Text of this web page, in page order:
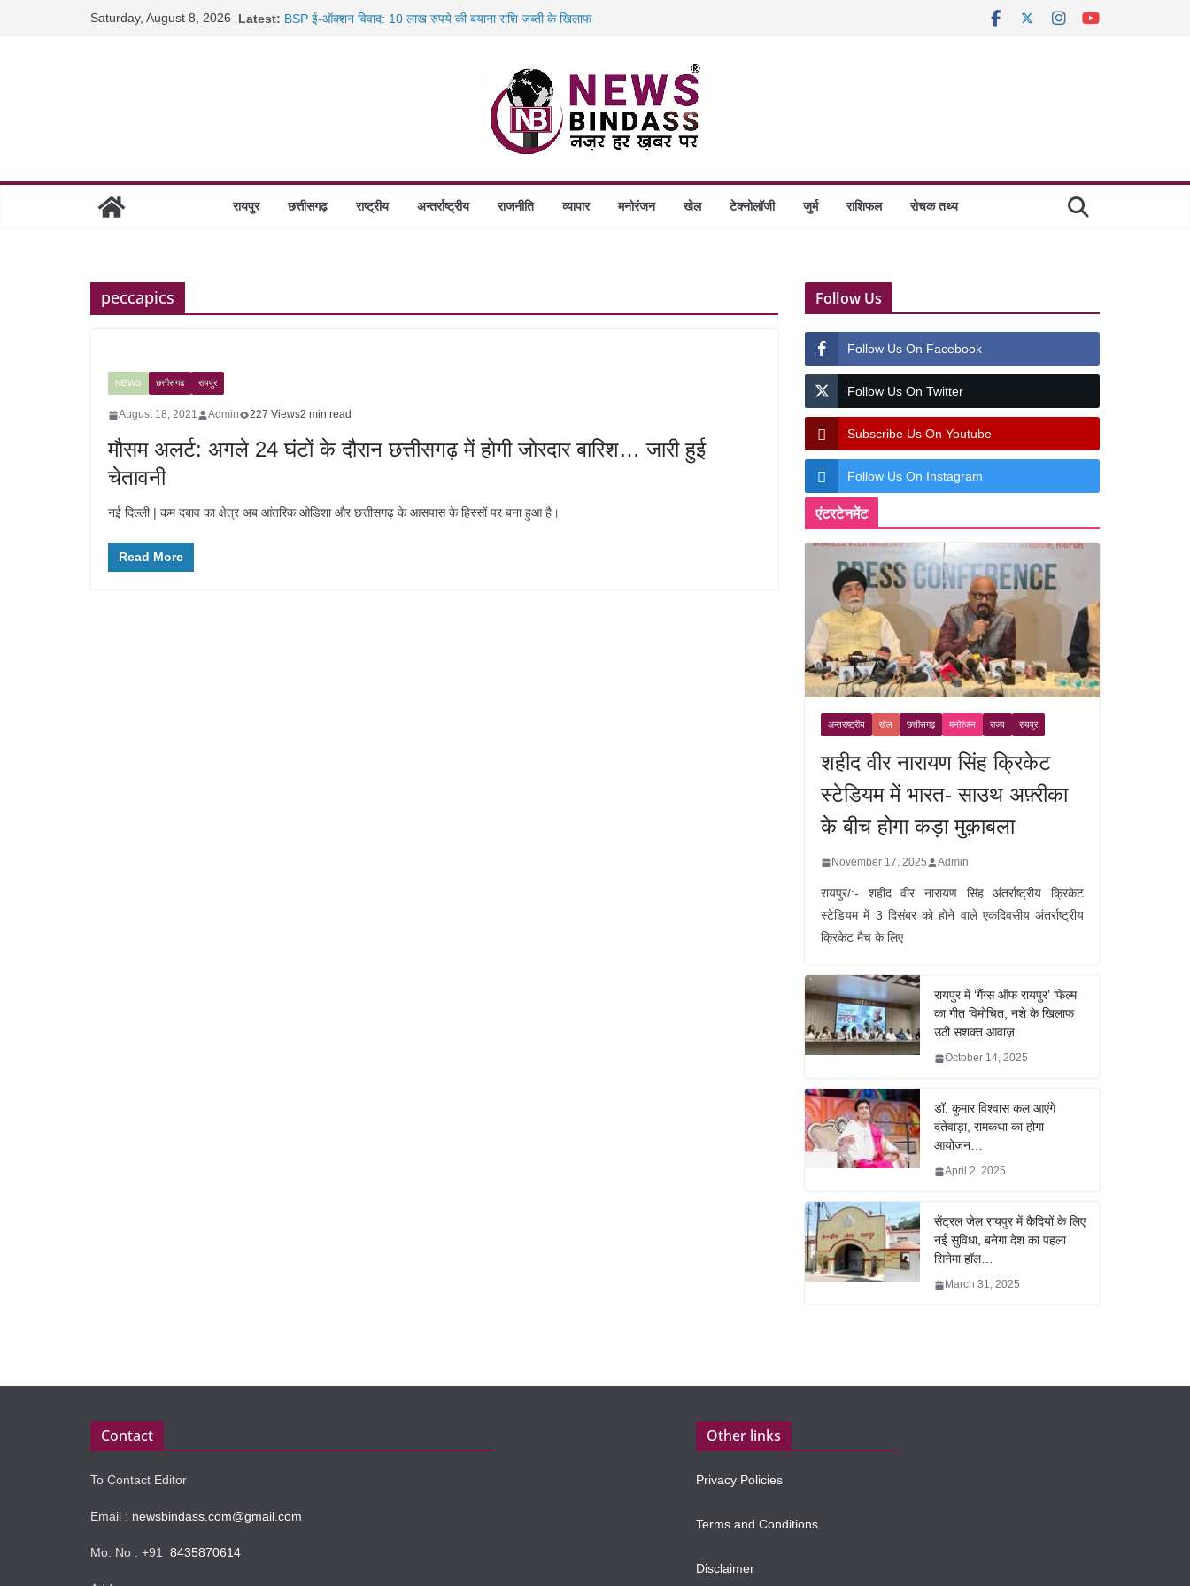
Saturday, August 8, 2026 Latest: BSP ई-ऑक्शन विवाद: 10 लाख रुपये की बयाना राशि जब्ती के खिलाफ
छत्तीसगढ़ में 1460 गोधाम होंगे स्थापित, हर विकासखंड के 10 उत्कृष्ट गोठानों
साइबर ठगी पर दुर्ग पुलिस का बड़ा एक्शन: 13 म्यूल बैंक खाताधारक गिरफ्तार
रायपुर छत्तीसगढ़ राष्ट्रीय अन्तर्राष्ट्रीय राजनीति व्यापार मनोरंजन खेल टेक्नोलॉजी जुर्म राशिफल रोचक तथ्य
peccapics
NEWS छत्तीसगढ़ रायपुर
August 18, 2021 Admin 227 Views2 min read
मौसम अलर्ट: अगले 24 घंटों के दौरान छत्तीसगढ़ में होगी जोरदार बारिश… जारी हुई
चेतावनी
नई दिल्ली | कम दबाव का क्षेत्र अब आंतरिक ओडिशा और छत्तीसगढ़ के आसपास के हिस्सों पर बना हुआ है।
Read More
Follow Us
Follow Us On Facebook
Follow Us On Twitter
Subscribe Us On Youtube
Follow Us On Instagram
एंटरटेनमेंट
अन्तर्राष्ट्रीय खेल छत्तीसगढ़ मनोरंजन राज्य रायपुर
शहीद वीर नारायण सिंह क्रिकेट
स्टेडियम में भारत- साउथ अफ़्रीका
के बीच होगा कड़ा मुक़ाबला
November 17, 2025 Admin
रायपुर/:- शहीद वीर नारायण सिंह अंतर्राष्ट्रीय क्रिकेट
स्टेडियम में 3 दिसंबर को होने वाले एकदिवसीय अंतर्राष्ट्रीय
क्रिकेट मैच के लिए
रायपुर में ‘गैंग्स ऑफ रायपुर’ फिल्म
का गीत विमोचित, नशे के खिलाफ
उठी सशक्त आवाज़
October 14, 2025
डॉ. कुमार विश्वास कल आएंगे
दंतेवाड़ा, रामकथा का होगा
आयोजन…
April 2, 2025
सेंट्रल जेल रायपुर में कैदियों के लिए
नई सुविधा, बनेगा देश का पहला
सिनेमा हॉल…
March 31, 2025
Contact
To Contact Editor
Email : newsbindass.com@gmail.com
Mo. No : +91 8435870614
Other links
Privacy Policies
Terms and Conditions
Disclaimer